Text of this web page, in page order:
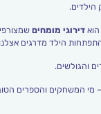
הילדים.
דירוגי מומחים
והגולשים.
המשחקים והספרים